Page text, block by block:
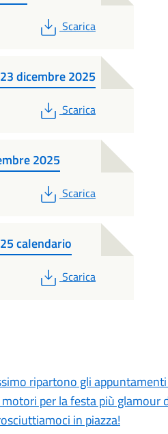
PDF
Scarica
dicembre 2025
PDF
Scarica
2025
PDF
Scarica
calendario
PDF
Scarica
ripartono gli
per la festa più glamour
in piazza!